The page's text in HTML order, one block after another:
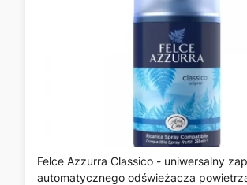
Felce Azzurra Classico - uniwersalny
automatycznego odświeżacza